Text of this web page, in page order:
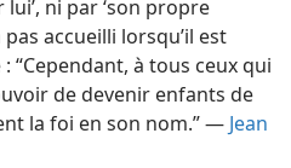
lui’, ni par ‘son propre
pas accueilli lorsqu’il est
“Cependant, à tous ceux qui
de devenir enfants de
la foi en son nom.” — Jean